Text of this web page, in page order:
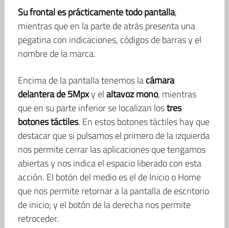
Su frontal es prácticamente todo pantalla,
mientras que en la parte de atrás presenta una
pegatina con indicaciones, códigos de barras y el
nombre de la marca.
Encima de la pantalla tenemos lacámara
delantera de 5Mpxy elaltavoz mono, mientras
que en su parte inferior se localizan lostres
botones táctiles. En estos botones táctiles hay que
destacar que si pulsamos el primero de la izquierda
nos permite cerrar las aplicaciones que tengamos
abiertas y nos indica el espacio liberado con esta
acción. El botón del medio es el de Inicio o Home
que nos permite retornar a la pantalla de escritorio
de inicio; y el botón de la derecha nos permite
retroceder.